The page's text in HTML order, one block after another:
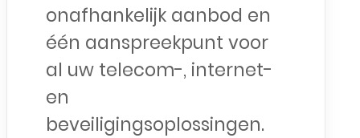
onafhankelijk aanbod en
één aanspreekpunt voor
al uw telecom-, internet-
en
beveiligingsoplossingen.